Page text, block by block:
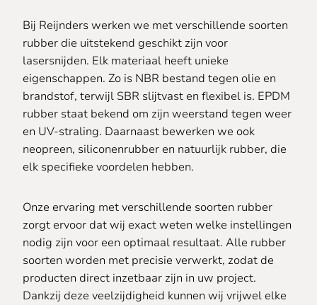
Bij Reijnders werken we met verschillende soorten
rubber die uitstekend geschikt zijn voor
lasersnijden. Elk materiaal heeft unieke
eigenschappen. Zo is NBR bestand tegen olie en
brandstof, terwijl SBR slijtvast en flexibel is. EPDM
rubber staat bekend om zijn weerstand tegen weer
en UV-straling. Daarnaast bewerken we ook
neopreen, siliconenrubber en natuurlijk rubber, die
elk specifieke voordelen hebben.
Onze ervaring met verschillende soorten rubber
zorgt ervoor dat wij exact weten welke instellingen
nodig zijn voor een optimaal resultaat. Alle rubber
soorten worden met precisie verwerkt, zodat de
producten direct inzetbaar zijn in uw project.
Dankzij deze veelzijdigheid kunnen wij vrijwel elke